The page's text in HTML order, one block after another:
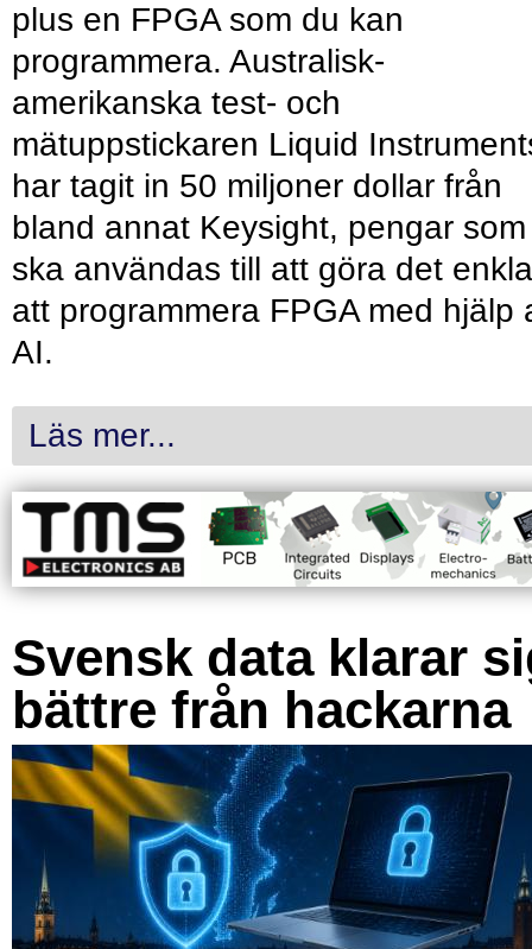
plus en FPGA som du kan
programmera. Australisk-
amerikanska test- och
mätuppstickaren Liquid
har tagit in 50 miljoner dollar från
bland annat Keysight, pengar som
ska användas till att göra det
att programmera FPGA med hjälp
AI.
Läs mer...
Svensk data klarar
bättre från hackarna